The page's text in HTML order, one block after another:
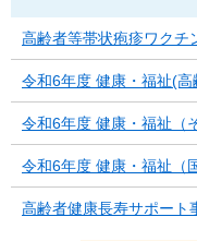
高齢者等帯状疱疹ワクチ
令和6年度 健康・福祉(高
令和6年度 健康・福祉（
令和6年度 健康・福祉（
高齢者健康長寿サポート